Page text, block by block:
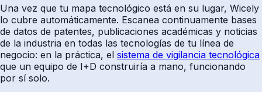
Una vez que tu mapa tecnológico está en su lugar, Wicely
lo cubre automáticamente. Escanea continuamente bases
de datos de patentes, publicaciones académicas y noticias
de la industria en todas las tecnologías de tu línea de
negocio: en la práctica, el sistema de vigilancia tecnológica
que un equipo de I+D construiría a mano, funcionando
por sí solo.